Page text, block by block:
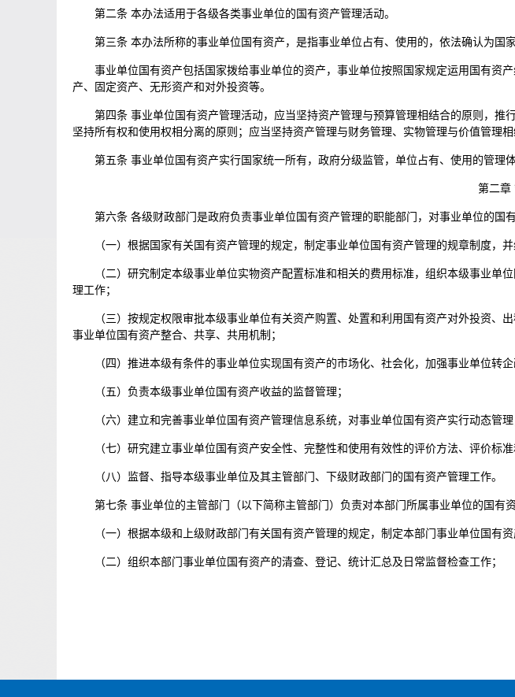
第二条 本办法适用于各级各类事业单位的国有资产管理活动。
第三条 本办法所称的事业单位国有资产，是指事业单位占有、使用的，依法确认为国
事业单位国有资产包括国家拨给事业单位的资产，事业单位按照国家规定运用国有资
产、固定资产、无形资产和对外投资等。
第四条 事业单位国有资产管理活动，应当坚持资产管理与预算管理相结合的原则，
坚持所有权和使用权相分离的原则；应当坚持资产管理与财务管理、实物管理与价值管理相
第五条 事业单位国有资产实行国家统一所有，政府分级监管，单位占有、使用的管理体
第二章
第六条 各级财政部门是政府负责事业单位国有资产管理的职能部门，对事业单位的国
（一）根据国家有关国有资产管理的规定，制定事业单位国有资产管理的规章制度，并
（二）研究制定本级事业单位实物资产配置标准和相关的费用标准，组织本级事业
理工作；
（三）按规定权限审批本级事业单位有关资产购置、处置和利用国有资产对外投资
事业单位国有资产整合、共享、共用机制；
（四）推进本级有条件的事业单位实现国有资产的市场化、社会化，加强事业单位转
（五）负责本级事业单位国有资产收益的监督管理；
（六）建立和完善事业单位国有资产管理信息系统，对事业单位国有资产实行动态管理
（七）研究建立事业单位国有资产安全性、完整性和使用有效性的评价方法、评价标
（八）监督、指导本级事业单位及其主管部门、下级财政部门的国有资产管理工作。
第七条 事业单位的主管部门（以下简称主管部门）负责对本部门所属事业单位的国有
（一）根据本级和上级财政部门有关国有资产管理的规定，制定本部门事业单位国有
（二）组织本部门事业单位国有资产的清查、登记、统计汇总及日常监督检查工作；